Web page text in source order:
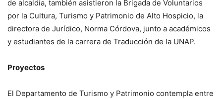
de alcaldía, también asistieron la Brigada de Voluntarios
por la Cultura, Turismo y Patrimonio de Alto Hospicio, la
directora de Jurídico, Norma Córdova, junto a académicos
y estudiantes de la carrera de Traducción de la UNAP.
Proyectos
El Departamento de Turismo y Patrimonio contempla entre